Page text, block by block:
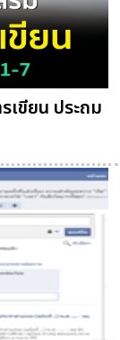
เขียน ประถม